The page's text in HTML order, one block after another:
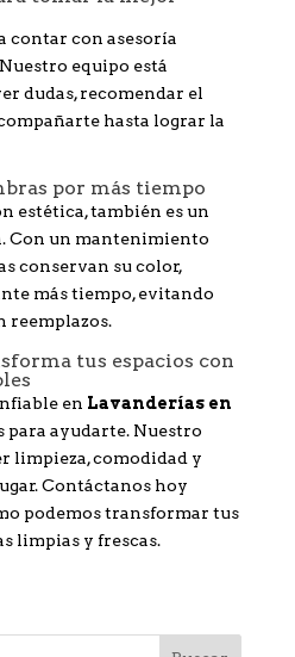
contar con asesoría
equipo está
dudas, recomendar el
hasta lograr la
por más tiempo
estética, también es un
Con un mantenimiento
conservan su color,
más tiempo, evitando
reemplazos.
tus espacios con
en Lavanderías en
para ayudarte. Nuestro
limpieza, comodidad y
Contáctanos hoy
podemos transformar tus
limpias y frescas.